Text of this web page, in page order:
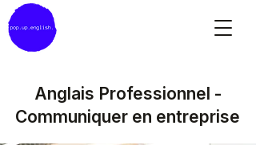
Anglais Professionnel -
Communiquer en entreprise